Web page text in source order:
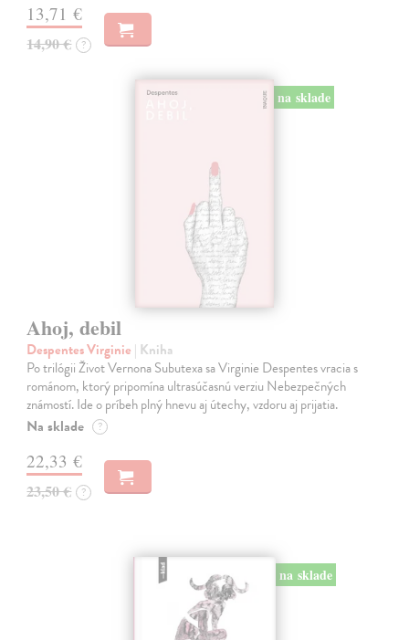
13,71 €
14,90 € ?
na sklade
Ahoj, debil
Despentes Virginie | Kniha
Po trilógii Život Vernona Subutexa sa Virginie Despentes vracia s
románom, ktorý pripomína ultrasúčasnú verziu Nebezpečných
známostí. Ide o príbeh plný hnevu aj útechy, vzdoru aj prijatia.
Na sklade ?
22,33 €
23,50 € ?
na sklade